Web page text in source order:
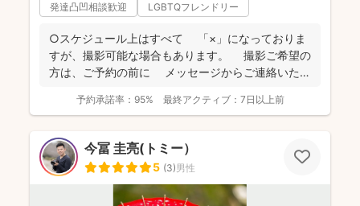
発達凸凹相談歓迎 LGBTQフレンドリー
○スケジュール上はすべて 「×」になっておりま
すが、撮影可能な場合もあります。 撮影ご希望の
方は、ご予約の前に メッセージからご連絡いただ
予約承諾率： 95% 最終アクティブ： 7日以上前
今冨 圭亮(トミー）
5 (3)男性